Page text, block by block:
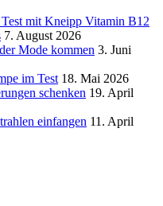
mit Kneipp Vitamin B12
7. August 2026
Mode kommen 3. Juni
im Test 18. Mai 2026
schenken 19. April
einfangen 11. April